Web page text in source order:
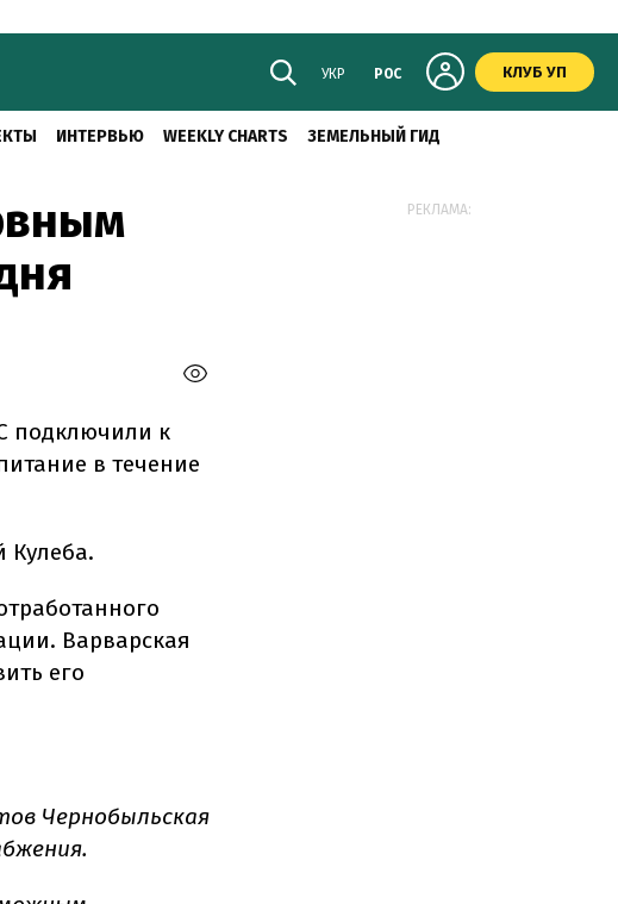
УКР РОС КЛУБ УП
ИНТЕРВЬЮ WEEKLY CHARTS ЗЕМЕЛЬНЫЙ ГИД
подключили к
в течение
Кулеба.
Варварская
его
Чернобыльская
РЕКЛАМА: